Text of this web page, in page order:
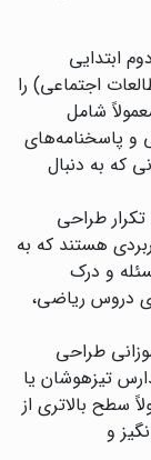
ابتدایی
اجتماعی) را
شامل
و پاسخنامه‌های
که به دنبال
تکرار طراحی
هستند که به
و درک
دروس ریاضی،
طراحی
تیزهوشان یا
سطح بالاتری از
و